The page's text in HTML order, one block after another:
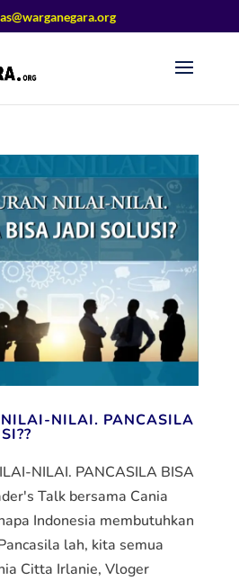
NILAI-NILAI. PANCASILA
NILAI. PANCASILA BISA
Talk bersama Cania
Indonesia membutuhkan
lah, kita semua
Citta Irlanie, Vloger